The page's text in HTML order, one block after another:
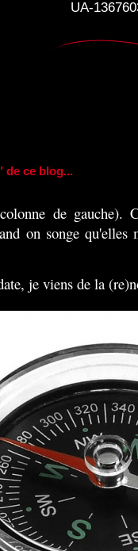
UA-
de ce blog...
de gauche).
on songe qu'elles
je viens de la